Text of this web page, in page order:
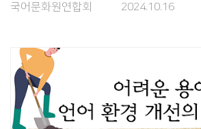
국어문화원연합회 2024.10.16